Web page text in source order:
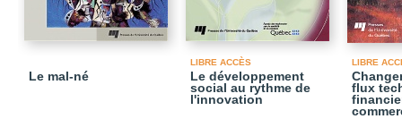
Le mal-né
LIBRE ACCÈS
Le développement
social au rythme de
l'innovation
LIBRE
flux